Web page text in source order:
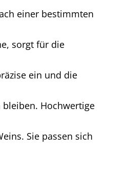
einer bestimmten
sorgt für die
ein und die
Hochwertige
Sie passen sich